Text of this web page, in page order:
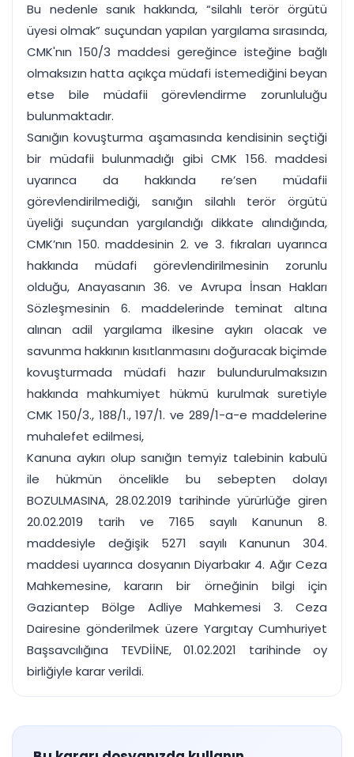
Bu nedenle sanık hakkında, “silahlı terör örgütü
üyesi olmak” suçundan yapılan yargılama sırasında,
CMK'nın 150/3 maddesi gereğince isteğine bağlı
olmaksızın hatta açıkça müdafi istemediğini beyan
etse bile müdafii görevlendirme zorunluluğu
bulunmaktadır.
Sanığın kovuşturma aşamasında kendisinin seçtiği
bir müdafii bulunmadığı gibi CMK 156. maddesi
uyarınca da hakkında re’sen müdafii
görevlendirilmediği, sanığın silahlı terör örgütü
üyeliği suçundan yargılandığı dikkate alındığında,
CMK’nın 150. maddesinin 2. ve 3. fıkraları uyarınca
hakkında müdafi görevlendirilmesinin zorunlu
olduğu, Anayasanın 36. ve Avrupa İnsan Hakları
Sözleşmesinin 6. maddelerinde teminat altına
alınan adil yargılama ilkesine aykırı olacak ve
savunma hakkının kısıtlanmasını doğuracak biçimde
kovuşturmada müdafi hazır bulundurulmaksızın
hakkında mahkumiyet hükmü kurulmak suretiyle
CMK 150/3., 188/1., 197/1. ve 289/1-a-e maddelerine
muhalefet edilmesi,
Kanuna aykırı olup sanığın temyiz talebinin kabulü
ile hükmün öncelikle bu sebepten dolayı
BOZULMASINA, 28.02.2019 tarihinde yürürlüğe giren
20.02.2019 tarih ve 7165 sayılı Kanunun 8.
maddesiyle değişik 5271 sayılı Kanunun 304.
maddesi uyarınca dosyanın Diyarbakır 4. Ağır Ceza
Mahkemesine, kararın bir örneğinin bilgi için
Gaziantep Bölge Adliye Mahkemesi 3. Ceza
Dairesine gönderilmek üzere Yargıtay Cumhuriyet
Başsavcılığına TEVDİİNE, 01.02.2021 tarihinde oy
birliğiyle karar verildi.